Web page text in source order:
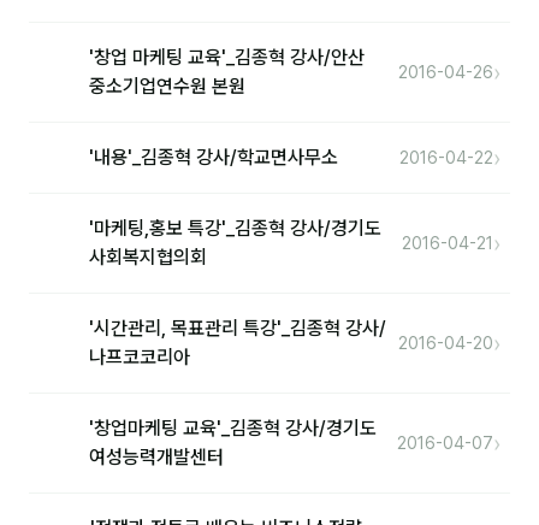
문서자료실
영상자료실
등급 · 포인트
'창업 마케팅 교육'_김종혁 강사/안산
중소기업연수원 본원
2016-04-26›
'내용'_김종혁 강사/학교면사무소 2016-04-22›
'마케팅,홍보 특강'_김종혁 강사/경기도
사회복지협의회
2016-04-21 ›
'시간관리, 목표관리 특강'_김종혁 강사/
나프코코리아
2016-04-20›
'창업마케팅 교육'_김종혁 강사/경기도
여성능력개발센터
2016-04-07›